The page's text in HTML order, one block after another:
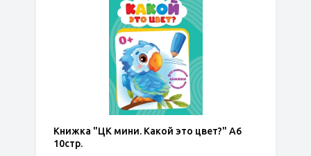
Книжка "ЦК мини. Какой это цвет?" А6
10стр.